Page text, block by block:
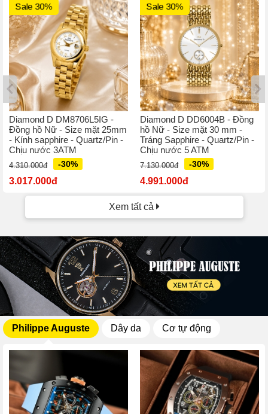
Sale 30%
Diamond D DM8706L5IG -
Đồng hồ Nữ - Size mặt 25mm
- Kính sapphire - Quartz/Pin -
Chịu nước 3ATM
4.310.000đ -30%
3.017.000đ
Sale 30%
Diamond D DD6004B - Đồng
hồ Nữ - Size mặt 30 mm -
Tráng Sapphire - Quartz/Pin -
Chịu nước 5 ATM
7.130.000đ -30%
4.991.000đ
Xem tất cả
Philippe Auguste Dây da Cơ tự động